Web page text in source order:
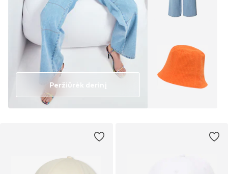
Peržiūrėk derinį